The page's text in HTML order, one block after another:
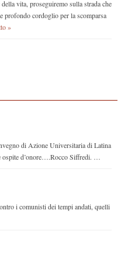
vita, proseguiremo sulla strada che
profondo cordoglio per la scomparsa
»
di Azione Universitaria di Latina
ospite d’onore….Rocco Siffredi. …
i comunisti dei tempi andati, quelli